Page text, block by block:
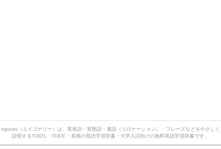
eigonary（エイゴナリー）は、英単語・英熟語・連語（コロケーション）・フレーズなどをやさしく
説明するTOEFL・TOEIC・英検の英語学習辞書・大学入試向けの無料英語学習辞書です。